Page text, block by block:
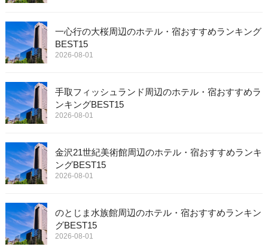
一心行の大桜周辺のホテル・宿おすすめランキング
BEST15
2026-08-01
手取フィッシュランド周辺のホテル・宿おすすめラ
ンキングBEST15
2026-08-01
金沢21世紀美術館周辺のホテル・宿おすすめランキ
ングBEST15
2026-08-01
のとじま水族館周辺のホテル・宿おすすめランキン
グBEST15
2026-08-01